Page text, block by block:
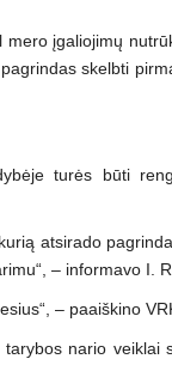
įgaliojimų
skelbti
turės būti
atsirado
– informavo I.
– paaiškino
nario veiklai